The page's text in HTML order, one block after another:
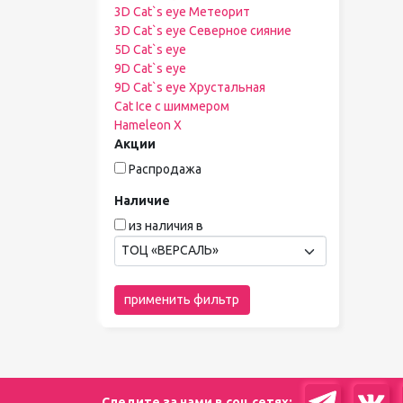
3D Cat`s eye Метеорит
3D Cat`s eye Северное сияние
5D Cat`s eye
9D Cat`s eye
9D Cat`s eye Хрустальная
Cat Ice с шиммером
Hameleon X
Акции
Распродажа
Наличие
из наличия в
ТОЦ «ВЕРСАЛЬ»
применить фильтр